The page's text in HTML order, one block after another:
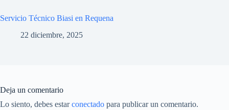
Servicio Técnico Biasi en Requena
22 diciembre, 2025
Deja un comentario
Lo siento, debes estarconectado para publicar un comentario.